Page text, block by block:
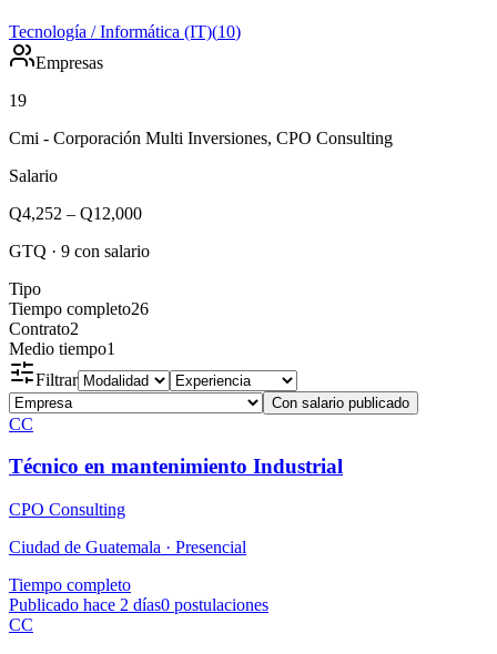
Tecnología / Informática (IT)(10)
Empresas
19
Cmi - Corporación Multi Inversiones, CPO Consulting
Salario
Q4,252 – Q12,000
GTQ · 9 con salario
Tipo
Tiempo completo26
Contrato2
Medio tiempo1
Filtrar
Con salario publicado
CC
Técnico en mantenimiento Industrial
CPO Consulting
Ciudad de Guatemala · Presencial
Tiempo completo
Publicado hace 2 días0 postulaciones
CC